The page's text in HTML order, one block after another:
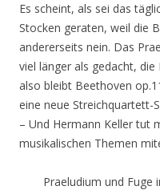
Es scheint, als sei das
Stocken geraten, weil die
andererseits nein. Das
viel länger als gedacht,
also bleibt Beethoven
eine neue Streichquartett-
– Und Hermann Keller tut
musikalischen Themen
Praeludium und